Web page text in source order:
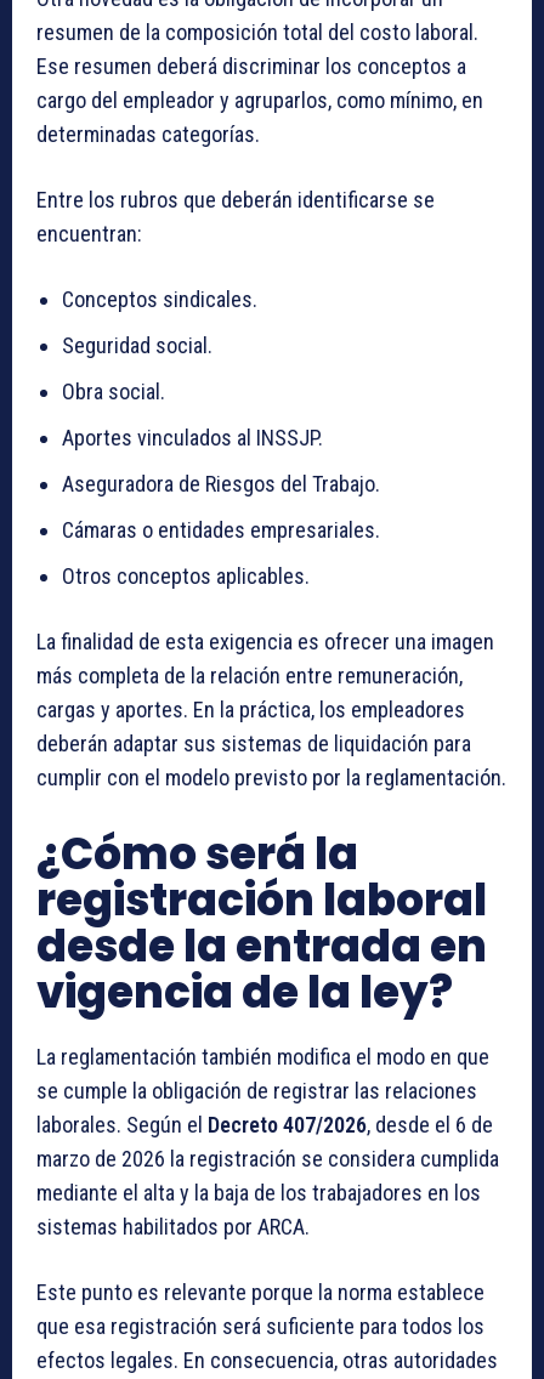
resumen de la composición total del costo laboral.
Ese resumen deberá discriminar los conceptos a
cargo del empleador y agruparlos, como mínimo, en
determinadas categorías.
Entre los rubros que deberán identificarse se
encuentran:
Conceptos sindicales.
Seguridad social.
Obra social.
Aportes vinculados al INSSJP.
Aseguradora de Riesgos del Trabajo.
Cámaras o entidades empresariales.
Otros conceptos aplicables.
La finalidad de esta exigencia es ofrecer una imagen
más completa de la relación entre remuneración,
cargas y aportes. En la práctica, los empleadores
deberán adaptar sus sistemas de liquidación para
cumplir con el modelo previsto por la reglamentación.
¿Cómo será la
registración laboral
desde la entrada en
vigencia de la ley?
La reglamentación también modifica el modo en que
se cumple la obligación de registrar las relaciones
laborales. Según el Decreto 407/2026, desde el 6 de
marzo de 2026 la registración se considera cumplida
mediante el alta y la baja de los trabajadores en los
sistemas habilitados por ARCA.
Este punto es relevante porque la norma establece
que esa registración será suficiente para todos los
efectos legales. En consecuencia, otras autoridades